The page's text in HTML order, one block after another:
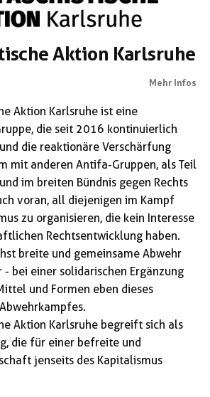
Aktion Karlsruhe
Mehr Infos
Aktion Karlsruhe ist eine
die seit 2016 kontinuierlich
die reaktionäre Verschärfung
mit anderen Antifa-Gruppen, als Teil
im breiten Bündnis gegen Rechts
voran, all diejenigen im Kampf
zu organisieren, die kein Interesse
Rechtsentwicklung haben.
breite und gemeinsame Abwehr
bei einer solidarischen Ergänzung
und Formen eben dieses
Aktion Karlsruhe begreift sich als
die für einer befreite und
jenseits des Kapitalismus